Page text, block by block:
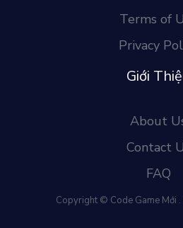
Terms of
Privacy
Giới
About
Contact
FAQ
Copyright © Code Game Mới